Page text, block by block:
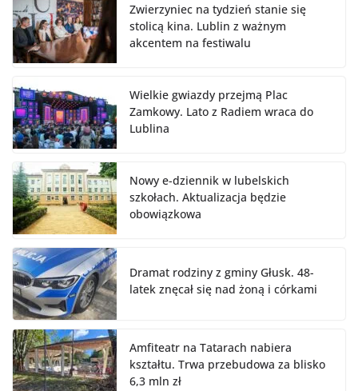
Zwierzyniec na tydzień stanie się
stolicą kina. Lublin z ważnym
akcentem na festiwalu
Wielkie gwiazdy przejmą Plac
Zamkowy. Lato z Radiem wraca do
Lublina
Nowy e-dziennik w lubelskich
szkołach. Aktualizacja będzie
obowiązkowa
Dramat rodziny z gminy Głusk. 48-
latek znęcał się nad żoną i córkami
Amfiteatr na Tatarach nabiera
kształtu. Trwa przebudowa za blisko
6,3 mln zł